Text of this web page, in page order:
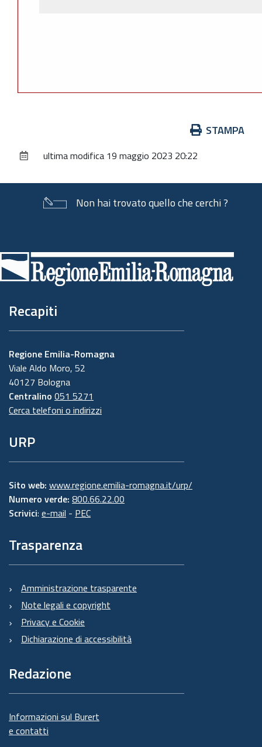
documento
STAMPA
ultima modifica 19 maggio 2023 20:22
Non hai trovato quello che cerchi ?
di
pagina
Recapiti
Regione Emilia-Romagna
Viale Aldo Moro, 52
40127 Bologna
Centralino 051 5271
Cerca telefoni o indirizzi
URP
Sito web: www.regione.emilia-romagna.it/urp/
Numero verde: 800.66.22.00
Scrivici: e-mail - PEC
Trasparenza
Amministrazione trasparente
Note legali e copyright
Privacy e Cookie
Dichiarazione di accessibilità
Redazione
Informazioni sul Burert
e contatti